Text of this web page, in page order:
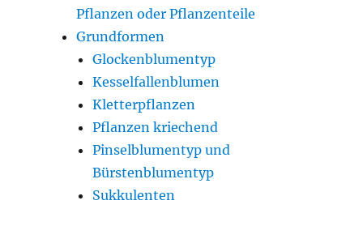
Pflanzen oder Pflanzenteile
Grundformen
Glockenblumentyp
Kesselfallenblumen
Kletterpflanzen
Pflanzen kriechend
Pinselblumentyp und
Bürstenblumentyp
Sukkulenten